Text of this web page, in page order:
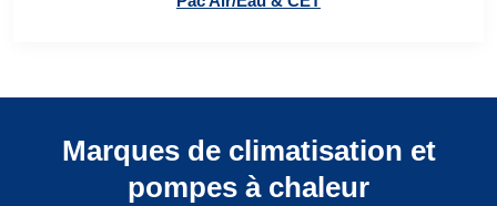
Marques de climatisation et
pompes à chaleur